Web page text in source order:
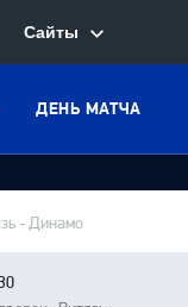
Сайты
ДЕНЬ МАТЧА
- Динамо